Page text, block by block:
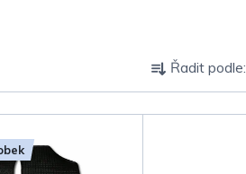
Ř
a
Řadit podle: